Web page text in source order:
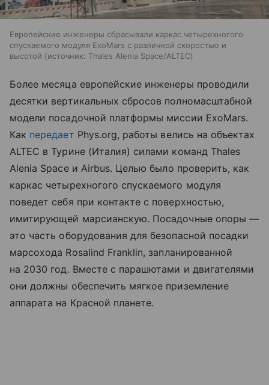
Европейские инженеры сбрасывали каркас четырехногого
спускаемого модуля ExoMars с различной скоростью и
высотой
источник: Thales Alenia Space/ALTEC
Более месяца европейские инженеры проводили
десятки вертикальных сбросов полномасштабной
модели посадочной платформы миссии ExoMars.
Как передает Phys.org, работы велись на объектах
ALTEC в Турине (Италия) силами команд Thales
Alenia Space и Airbus. Целью было проверить, как
каркас четырехногого спускаемого модуля
поведет себя при контакте с поверхностью,
имитирующей марсианскую. Посадочные опоры —
это часть оборудования для безопасной посадки
марсохода Rosalind Franklin, запланированной
на 2030 год. Вместе с парашютами и двигателями
они должны обеспечить мягкое приземление
аппарата на Красной планете.